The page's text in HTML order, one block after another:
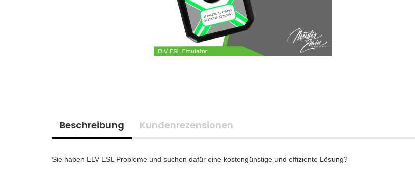
Beschreibung Kundenrezensionen
Sie haben ELV ESL Probleme und suchen dafür eine kostengünstige und effiziente Lösung?